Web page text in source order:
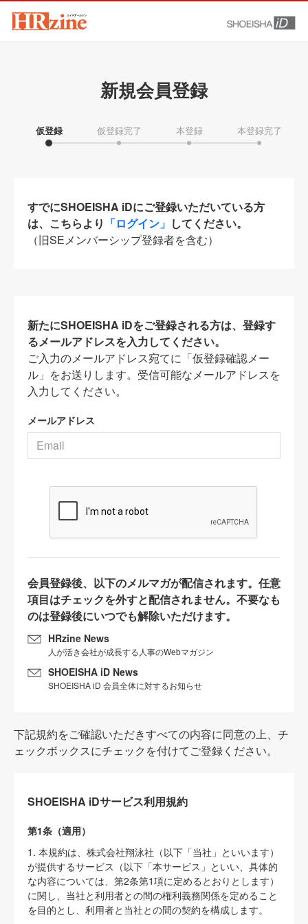
新規会員登録
仮登録 仮登録完了 本登録 本登録完了
すでにSHOEISHA iDにご登録いただいている方
は、こちらより 「ログイン」 してください。
（旧SEメンバーシップ登録者を含む）
新たにSHOEISHA iDをご登録される方は、登録す
るメールアドレスを入力してください。
ご入力のメールアドレス宛てに「仮登録確認メー
ル」をお送りします。受信可能なメールアドレスを
入力してください。
メールアドレス
会員登録後、以下のメルマガが配信されます。任意
項目はチェックを外すと配信されません。不要なも
のは登録後にいつでも解除いただけます。
HRzine News
人が活き会社が成長する人事のWebマガジン
SHOEISHA iD News
SHOEISHA iD 会員全体に対するお知らせ
下記規約をご確認いただきすべての内容に同意の上、チ
ェックボックスにチェックを付けてご登録ください。
SHOEISHA iDサービス利用規約
第1条（適用）
1. 本規約は、株式会社翔泳社（以下「当社」といいます）
が提供するサービス（以下「本サービス」といい、具体的
な内容については、第2条第1項に定めるとおりとします）
に関し、当社と利用者との間の権利義務関係を定めること
を目的とし、利用者と当社との間の契約を構成します。